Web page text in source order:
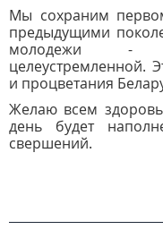
Мы сохраним
предыдущими
молодежи -
целеустремленной.
и процветания
Желаю всем
день будет
свершений.